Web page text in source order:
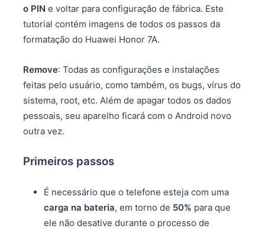
o PIN e voltar para configuração de fábrica. Este
tutorial contém imagens de todos os passos da
formatação do Huawei Honor 7A.
Remove: Todas as configurações e instalações
feitas pelo usuário, como também, os bugs, vírus do
sistema, root, etc. Além de apagar todos os dados
pessoais, seu aparelho ficará com o Android novo
outra vez.
Primeiros passos
É necessário que o telefone esteja com uma
carga na bateria, em torno de 50% para que
ele não desative durante o processo de